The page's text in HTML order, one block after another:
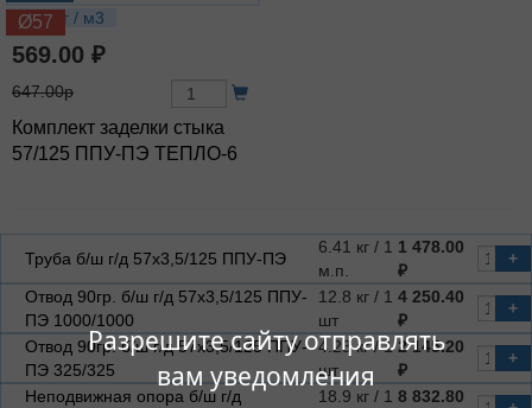
Разрешите сайту отправлять
вам уведомления
Ø57
1.21 кг / м3
569.00 ₽
647.00р
Комплект заделки стыка
57/125 ППУ-ПЭ ТЕПЛО-6
Труба б/ш г/д 57х3,5/125 ППУ-ПЭ
6.41 кг / 1
м.п.
1 478.00
₽
+
Отвод 90гр. б/ш г/д 57х3,5/125 ППУ-
ПЭ 1000/1000
12.8 кг / 1
шт
4 250.40
₽
+
Отвод 90гр. б/ш г/д 57х3,5/125 ППУ-
ПЭ 325/325
4.23 кг / 1
шт
2 145.20
₽
+
Неподвижная опора б/ш г/д
18.9 кг / 1 8 832.80